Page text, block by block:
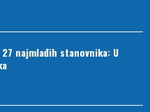
najmlađih stanovnika: U